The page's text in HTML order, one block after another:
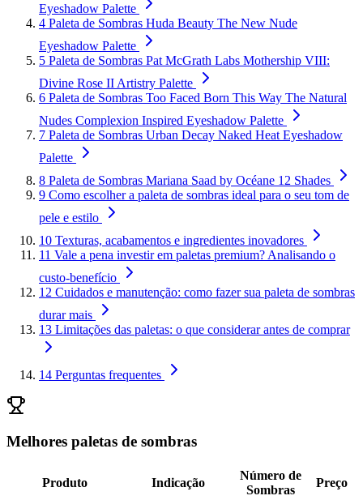
Eyeshadow Palette
4 Paleta de Sombras Huda Beauty The New Nude
Eyeshadow Palette
5 Paleta de Sombras Pat McGrath Labs Mothership VIII:
Divine Rose II Artistry Palette
6 Paleta de Sombras Too Faced Born This Way The Natural
Nudes Complexion Inspired Eyeshadow Palette
7 Paleta de Sombras Urban Decay Naked Heat Eyeshadow
Palette
8 Paleta de Sombras Mariana Saad by Océane 12 Shades
9 Como escolher a paleta de sombras ideal para o seu tom de
pele e estilo
10 Texturas, acabamentos e ingredientes inovadores
11 Vale a pena investir em paletas premium? Analisando o
custo-benefício
12 Cuidados e manutenção: como fazer sua paleta de sombras
durar mais
13 Limitações das paletas: o que considerar antes de comprar
14 Perguntas frequentes
Melhores paletas de sombras
Produto Indicação
Número de
Sombras
Preço